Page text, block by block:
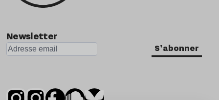
Newsletter
S'abonner